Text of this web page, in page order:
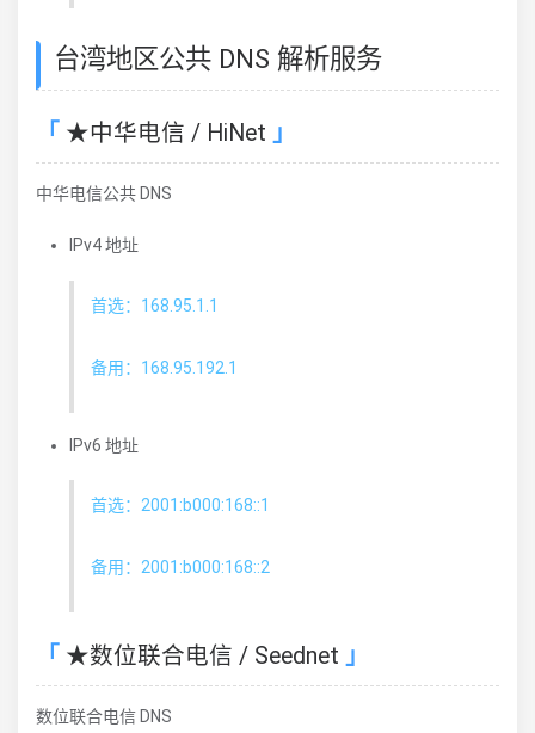
台湾地区公共 DNS 解析服务
★中华电信 / HiNet
中华电信公共 DNS
IPv4 地址
首选：168.95.1.1
备用：168.95.192.1
IPv6 地址
首选：2001:b000:168::1
备用：2001:b000:168::2
★数位联合电信 / Seednet
数位联合电信 DNS